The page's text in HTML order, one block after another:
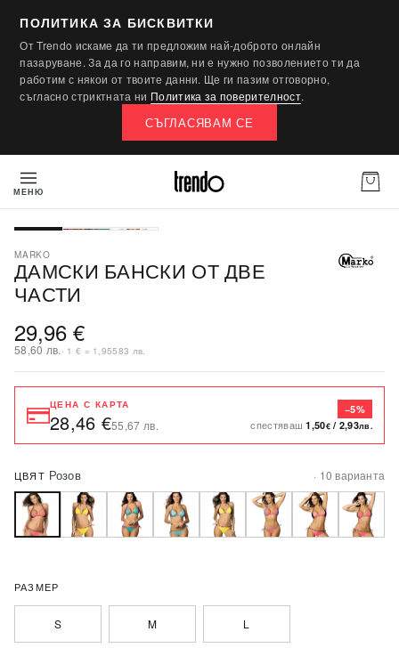
ПОЛИТИКА ЗА БИСКВИТКИ
От Trendo искаме да ти предложим най-доброто онлайн
пазаруване. За да го направим, ни е нужно позволението ти да
работим с някои от твоите данни. Ще ги пазим отговорно,
съгласно стриктната ни Политика за поверителност.
СЪГЛАСЯВАМ СЕ
МЕНЮ
MARKO
ДАМСКИ БАНСКИ ОТ ДВЕ
ЧАСТИ
29,96 €
58,60 лв. · 1 € = 1,95583 лв.
ЦЕНА С КАРТА
28,46 €55,67 лв.
−5%
спестяваш1,50€/ 2,93лв.
ЦВЯТ Розов · 10 варианта
РАЗМЕР
S M L